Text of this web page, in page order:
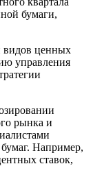
бумаги,
видов ценных
управления
рынка и
Например,
ставок,